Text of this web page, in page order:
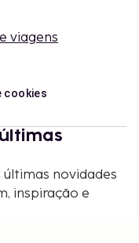
viagens
cookies
novidades
inspiração e